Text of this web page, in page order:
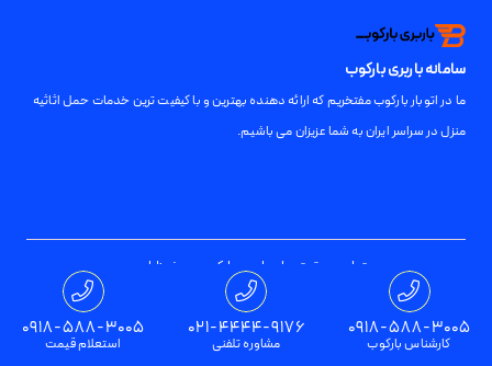
سامانه باربری بارکوب
ما در اتوبار بارکوب مفتخریم که ارائه دهنده بهترین و با کیفیت ترین خدمات حمل اثاثیه
منزل در سراسر ایران به شما عزیزان می باشیم.
تمامی حقوق برای باربری بارکوب محفوظ است
0918-588-3005
کارشناس بارکوب
021-4444-9176
مشاوره تلفنی
0918-588-3005
استعلام قیمت